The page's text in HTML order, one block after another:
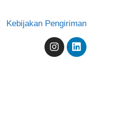
Kebijakan Pengiriman